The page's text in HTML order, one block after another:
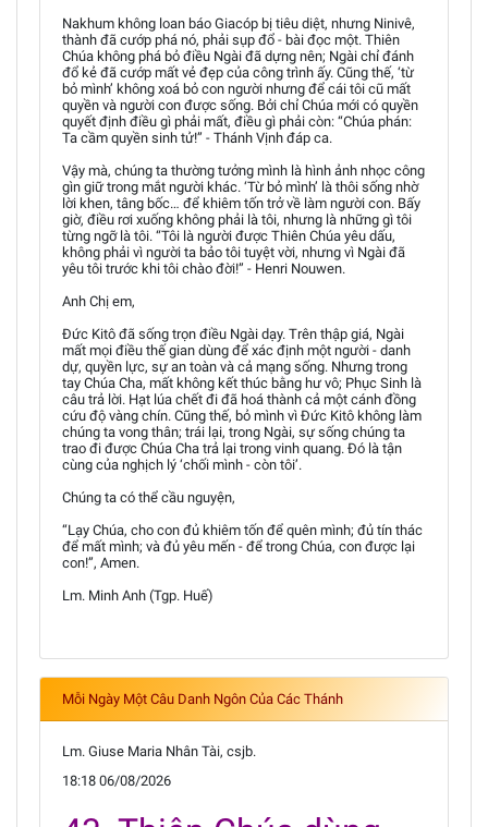
Nakhum không loan báo Giacóp bị tiêu diệt, nhưng Ninivê,
thành đã cướp phá nó, phải sụp đổ - bài đọc một. Thiên
Chúa không phá bỏ điều Ngài đã dựng nên; Ngài chỉ đánh
đổ kẻ đã cướp mất vẻ đẹp của công trình ấy. Cũng thế, ‘từ
bỏ mình’ không xoá bỏ con người nhưng để cái tôi cũ mất
quyền và người con được sống. Bởi chỉ Chúa mới có quyền
quyết định điều gì phải mất, điều gì phải còn: “Chúa phán:
Ta cầm quyền sinh tử!” - Thánh Vịnh đáp ca.
Vậy mà, chúng ta thường tưởng mình là hình ảnh nhọc công
gìn giữ trong mắt người khác. ‘Từ bỏ mình’ là thôi sống nhờ
lời khen, tâng bốc… để khiêm tốn trở về làm người con. Bấy
giờ, điều rơi xuống không phải là tôi, nhưng là những gì tôi
từng ngỡ là tôi. “Tôi là người được Thiên Chúa yêu dấu,
không phải vì người ta bảo tôi tuyệt vời, nhưng vì Ngài đã
yêu tôi trước khi tôi chào đời!” - Henri Nouwen.
Anh Chị em,
Đức Kitô đã sống trọn điều Ngài dạy. Trên thập giá, Ngài
mất mọi điều thế gian dùng để xác định một người - danh
dự, quyền lực, sự an toàn và cả mạng sống. Nhưng trong
tay Chúa Cha, mất không kết thúc bằng hư vô; Phục Sinh là
câu trả lời. Hạt lúa chết đi đã hoá thành cả một cánh đồng
cứu độ vàng chín. Cũng thế, bỏ mình vì Đức Kitô không làm
chúng ta vong thân; trái lại, trong Ngài, sự sống chúng ta
trao đi được Chúa Cha trả lại trong vinh quang. Đó là tận
cùng của nghịch lý ‘chối mình - còn tôi’.
Chúng ta có thể cầu nguyện,
“Lạy Chúa, cho con đủ khiêm tốn để quên mình; đủ tín thác
để mất mình; và đủ yêu mến - để trong Chúa, con được lại
con!”, Amen.
Lm. Minh Anh (Tgp. Huế)
Mỗi Ngày Một Câu Danh Ngôn Của Các Thánh
Lm. Giuse Maria Nhân Tài, csjb.
18:18 06/08/2026